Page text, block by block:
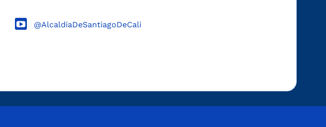
@AlcaldiaDeSantiagoDeCali